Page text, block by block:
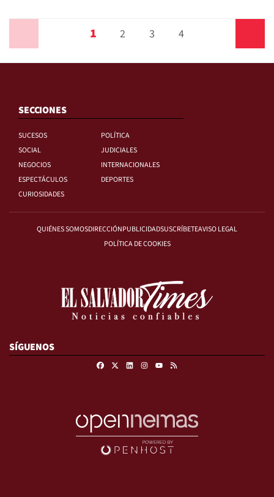
1 2 3 4
SECCIONES
SUCESOS
POLÍTICA
SOCIAL
JUDICIALES
NEGOCIOS
INTERNACIONALES
ESPECTÁCULOS
DEPORTES
CURIOSIDADES
QUIÉNES SOMOSDIRECCIÓNPUBLICIDADSUSCRÍBETEAVISO LEGAL
POLÍTICA DE COOKIES
SÍGUENOS
FacebookLinkedinInstagramRSS